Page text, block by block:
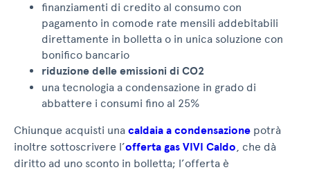
finanziamenti di credito al consumo con
pagamento in comode rate mensili addebitabili
direttamente in bolletta o in unica soluzione con
bonifico bancario
riduzione delle emissioni di CO2
una tecnologia a condensazione in grado di
abbattere i consumi fino al 25%
Chiunque acquisti una caldaia a condensazione potrà
inoltre sottoscrivere l’offerta gas VIVI Caldo, che dà
diritto ad uno sconto in bolletta; l’offerta è